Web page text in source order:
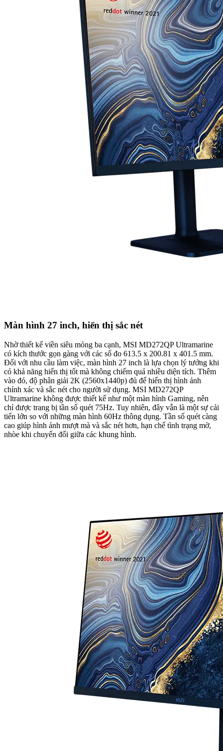
Màn hình 27 inch, hiển thị sắc nét
Nhờ thiết kế viền siêu mỏng ba cạnh, MSI MD272QP Ultramarine
có kích thước gọn gàng với các số đo 613.5 x 200.81 x 401.5 mm.
Đối với nhu cầu làm việc, màn hình 27 inch là lựa chọn lý tưởng khi
có khả năng hiển thị tốt mà không chiếm quá nhiều diện tích. Thêm
vào đó, độ phân giải 2K (2560x1440p) đủ để hiển thị hình ảnh
chính xác và sắc nét cho người sử dụng. MSI MD272QP
Ultramarine không được thiết kế như một màn hình Gaming, nên
chỉ được trang bị tần số quét 75Hz. Tuy nhiên, đây vẫn là một sự cải
tiến lớn so với những màn hình 60Hz thông dụng. Tần số quét càng
cao giúp hình ảnh mượt mà và sắc nét hơn, hạn chế tình trạng mờ,
nhòe khi chuyển đổi giữa các khung hình.